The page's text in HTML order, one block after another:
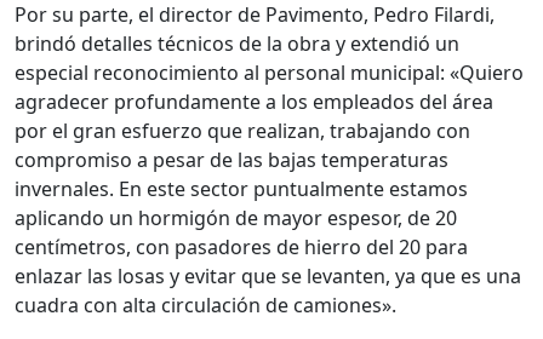
Por su parte, el director de Pavimento, Pedro Filardi,
brindó detalles técnicos de la obra y extendió un
especial reconocimiento al personal municipal: «Quiero
agradecer profundamente a los empleados del área
por el gran esfuerzo que realizan, trabajando con
compromiso a pesar de las bajas temperaturas
invernales. En este sector puntualmente estamos
aplicando un hormigón de mayor espesor, de 20
centímetros, con pasadores de hierro del 20 para
enlazar las losas y evitar que se levanten, ya que es una
cuadra con alta circulación de camiones».